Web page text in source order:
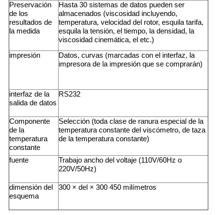
Preservación
de los
resultados de
la medida
Hasta 30 sistemas de datos pueden ser
almacenados (viscosidad incluyendo,
temperatura, velocidad del rotor, esquila tarifa,
esquila la tensión, el tiempo, la densidad, la
viscosidad cinemática, el etc.)
impresión
Datos, curvas (marcadas con el interfaz, la
impresora de la impresión que se comprarán)
interfaz de la
salida de datos
RS232
Componente
de la
temperatura
constante
Selección (toda clase de ranura especial de la
temperatura constante del viscómetro, de taza
de la temperatura constante)
fuente
Trabajo ancho del voltaje (110V/60Hz o
220V/50Hz)
dimensión del
esquema
300 × del × 300 450 milímetros